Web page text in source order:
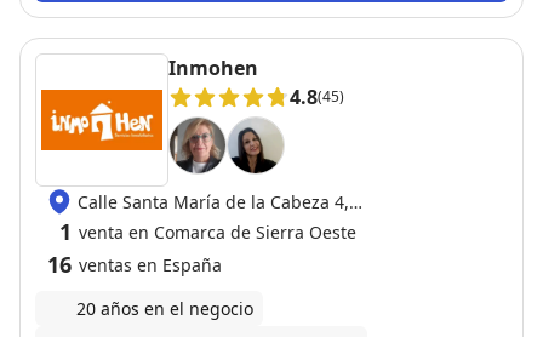
Inmohen
4.8(45)
Calle Santa María de la Cabeza 4,
28220 Majadahonda
1 venta en Comarca de Sierra Oeste
16 ventas en España
20 años en el negocio